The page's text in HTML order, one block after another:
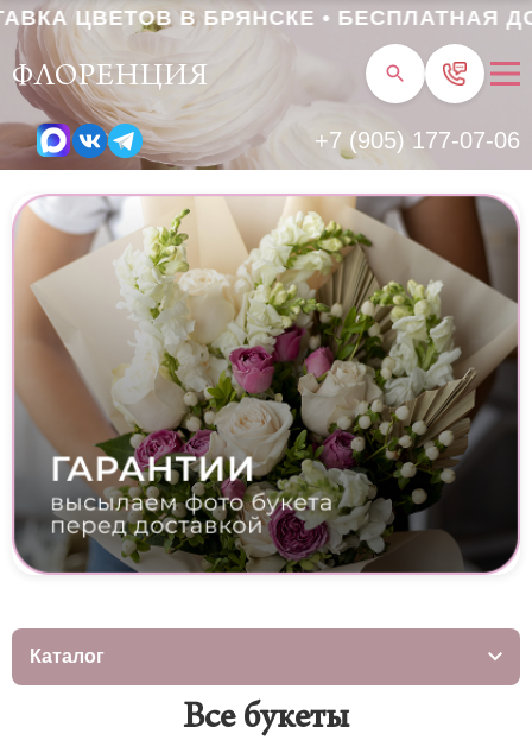
ЦВЕТОВ В БРЯНСКЕ • БЕСПЛАТНАЯ
ФЛОРЕНЦИЯ
+7 (905) 177-07-06
Каталог
Все букеты